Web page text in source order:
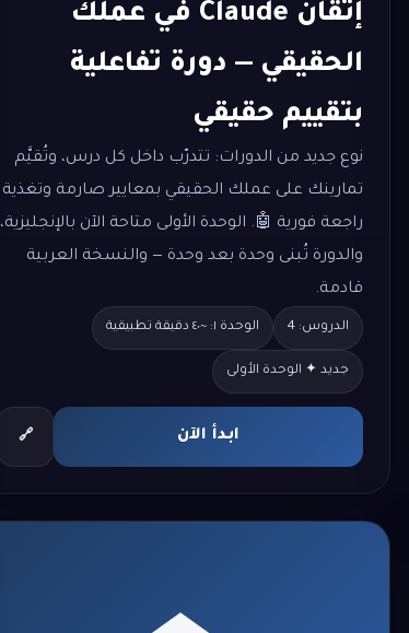
إتقان Claude في عملك
الحقيقي — دورة تفاعلية
بتقييم حقيقي
نوع جديد من الدورات: تتدرّب داخل كل درس، وتُقيَّم
تمارينك على عملك الحقيقي بمعايير صارمة وتغذية
راجعة فورية 🤖. الوحدة الأولى متاحة الآن بالإنجليزية،
والدورة تُبنى وحدة بعد وحدة — والنسخة العربية
قادمة.
الدروس: 4 الوحدة ١: ~٤٠ دقيقة تطبيقية
جديد ✦ الوحدة الأولى
ابدأ الآن 🔗